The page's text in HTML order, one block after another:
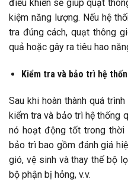
điều khiển sẽ giúp quạt
kiệm năng lượng. Nếu hệ
tra đúng cách, quạt thông
quả hoặc gây ra tiêu hao
Kiểm tra và bảo trì hệ
Sau khi hoàn thành quá
kiểm tra và bảo trì hệ thống
nó hoạt động tốt trong thời
bảo trì bao gồm đánh giá
gió, vệ sinh và thay thế bộ
bộ phận bị hỏng, v.v.